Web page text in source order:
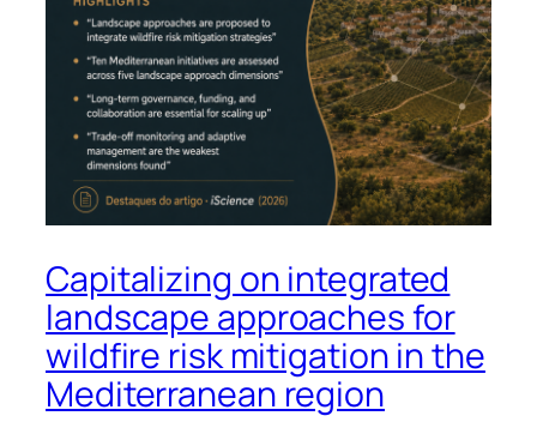
Capitalizing on integrated
landscape approaches for
wildfire risk mitigation in the
Mediterranean region